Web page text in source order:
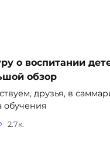
о воспитании
обзор
друзья, в
обучения
2.7к.